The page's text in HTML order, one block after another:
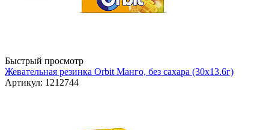
Быстрый просмотр
Жевательная резинка Orbit Манго, без сахара (30х13.6г)
Артикул: 1212744